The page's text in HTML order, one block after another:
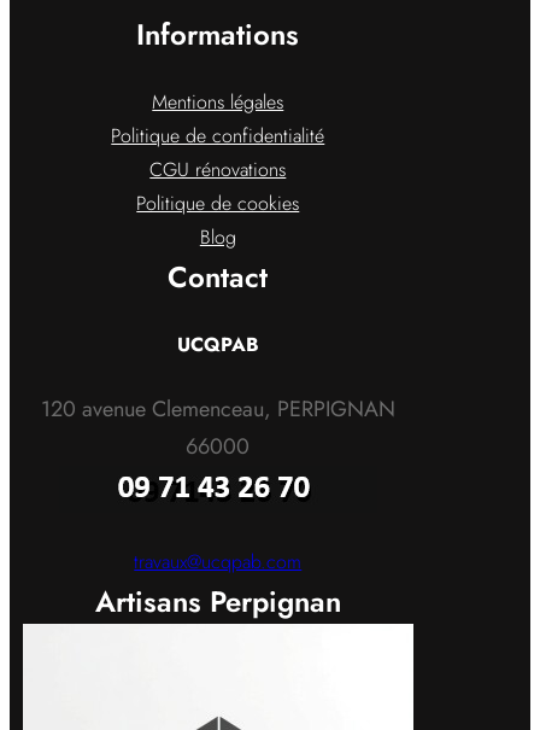
Informations
Mentions légales
Politique de confidentialité
CGU rénovations
Politique de cookies
Blog
Contact
UCQPAB
120 avenue Clemenceau, PERPIGNAN
66000
travaux@ucqpab.com
Artisans Perpignan